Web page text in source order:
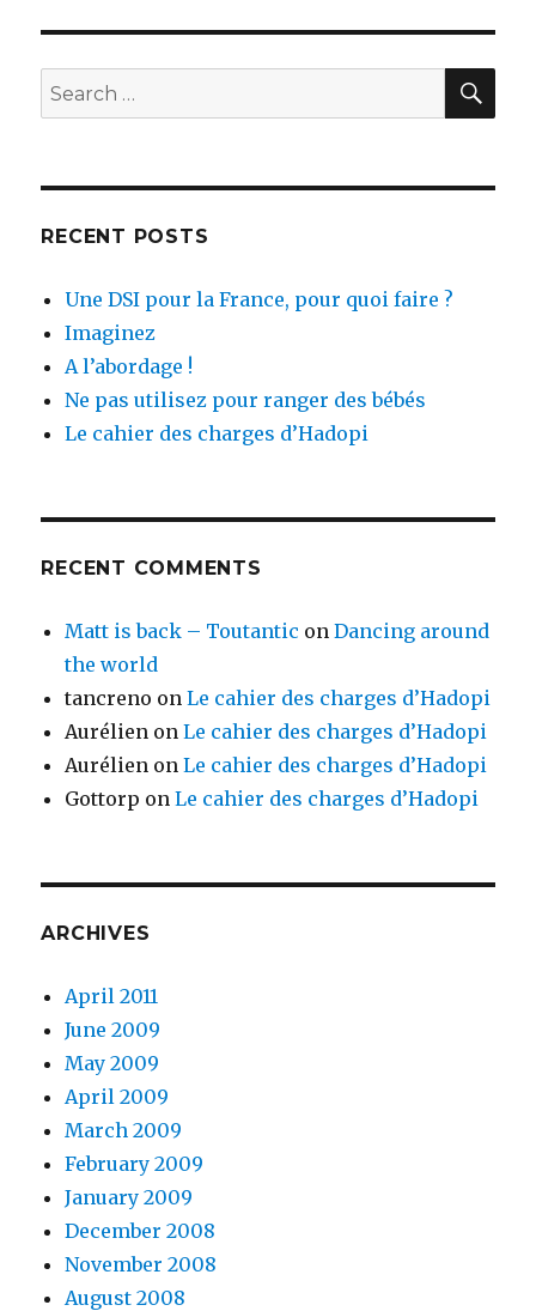
Search
for:
RECENT POSTS
Une DSI pour la France, pour quoi faire ?
Imaginez
A l’abordage !
Ne pas utilisez pour ranger des bébés
Le cahier des charges d’Hadopi
RECENT COMMENTS
Matt is back – Toutantic onDancing around
the world
tancreno onLe cahier des charges d’Hadopi
Aurélien onLe cahier des charges d’Hadopi
Aurélien onLe cahier des charges d’Hadopi
Gottorp onLe cahier des charges d’Hadopi
ARCHIVES
April 2011
June 2009
May 2009
April 2009
March 2009
February 2009
January 2009
December 2008
November 2008
August 2008